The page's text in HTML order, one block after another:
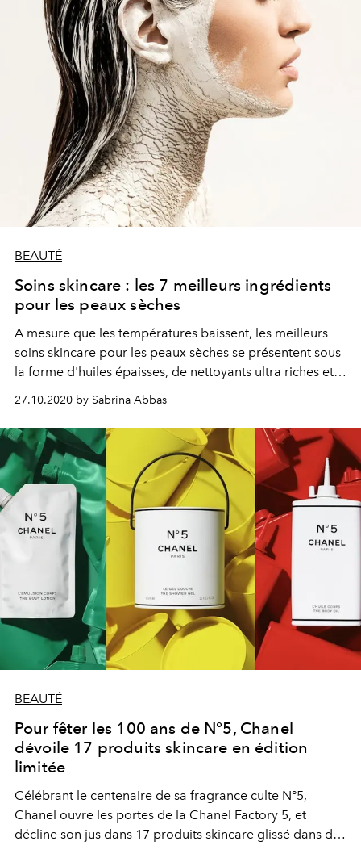
BEAUTÉ
Soins skincare : les 7 meilleurs ingrédients
pour les peaux sèches
A mesure que les températures baissent, les meilleurs
soins skincare pour les peaux sèches se présentent sous
la forme d'huiles épaisses, de nettoyants ultra riches et
27.10.2020 by Sabrina Abbas
BEAUTÉ
Pour fêter les 100 ans de N°5, Chanel
dévoile 17 produits skincare en édition
limitée
Célébrant le centenaire de sa fragrance culte N°5,
Chanel ouvre les portes de la Chanel Factory 5, et
décline son jus dans 17 produits skincare glissé dans des